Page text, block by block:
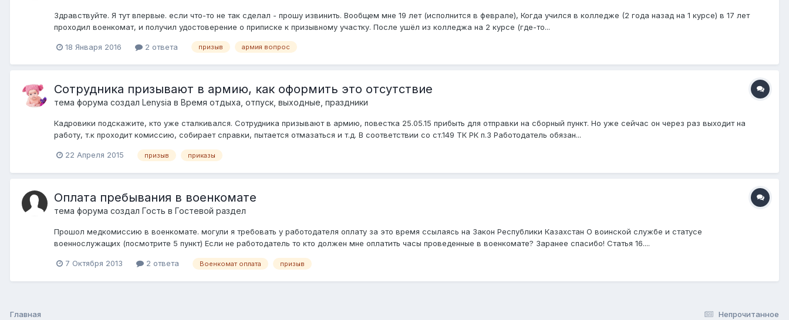
Здравствуйте. Я тут впервые. если что-то не так сделал - прошу извинить. Вообщем мне 19 лет (исполнится в феврале), Когда учился в колледже (2 года назад на 1 курсе) в 17 лет
проходил военкомат, и получил удостоверение о приписке к призывному участку. После ушёл из колледжа на 2 курсе (где-то...
18 Января 2016 2 ответа призыв армия вопрос
Сотрудника призывают в армию, как оформить это отсутствие
тема форума создал Lenysia в Время отдыха, отпуск, выходные, праздники
Кадровики подскажите, кто уже сталкивался. Сотрудника призывают в армию, повестка 25.05.15 прибыть для отправки на сборный пункт. Но уже сейчас он через раз выходит на
работу, т.к проходит комиссию, собирает справки, пытается отмазаться и т.д. В соответствии со ст.149 ТК РК п.3 Работодатель обязан...
22 Апреля 2015 призыв приказы
Оплата пребывания в военкомате
тема форума создал Гость в Гостевой раздел
Прошол медкомиссию в военкомате. могули я требовать у работодателя оплату за это время ссылаясь на Закон Республики Казахстан О воинской службе и статусе
военнослужащих (посмотрите 5 пункт) Если не работодатель то кто должен мне оплатить часы проведенные в военкомате? Заранее спасибо! Статья 16....
7 Октября 2013 2 ответа Военкомат оплата призыв
Непрочитанное
Главная